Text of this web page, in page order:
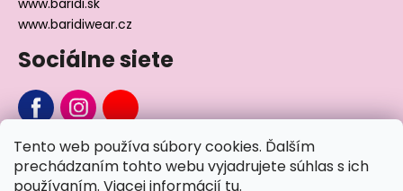
Tento web používa súbory cookies. Ďalším
prechádzaním tohto webu vyjadrujete súhlas s ich
používaním. Viacej informácií tu.
www.baridi.sk
www.baridiwear.cz
Sociálne siete
Chcete sa nás na niečo opýtať?